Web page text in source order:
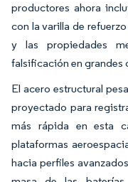
productores ahora
con la varilla de
y las propiedades
falsificación en grandes
El acero estructural
proyectado para
más rápida en esta
plataformas
hacia perfiles